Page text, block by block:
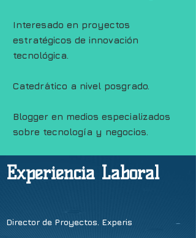
Interesado en proyectos
estratégicos de innovación
tecnológica.
Catedrático a nivel posgrado.
Blogger en medios especializados
sobre tecnología y negocios.
Experiencia Laboral
Director de Proyectos. Experis